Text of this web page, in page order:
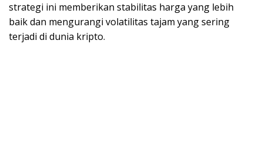
strategi ini memberikan stabilitas harga yang lebih
baik dan mengurangi volatilitas tajam yang sering
terjadi di dunia kripto.